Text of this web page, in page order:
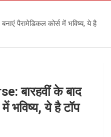
पैरामेडिकल कोर्स में भविष्य, ये है
बारहवीं के बाद
भविष्य, ये है टॉप